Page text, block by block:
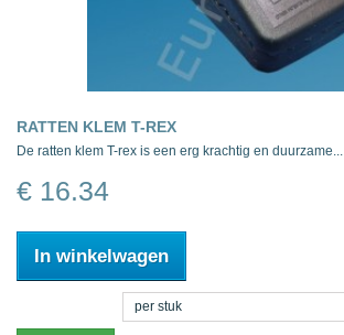
RATTEN KLEM T-REX
De ratten klem T-rex is een erg krachtig en duurzame...
€ 16.34
In winkelwagen
per stuk